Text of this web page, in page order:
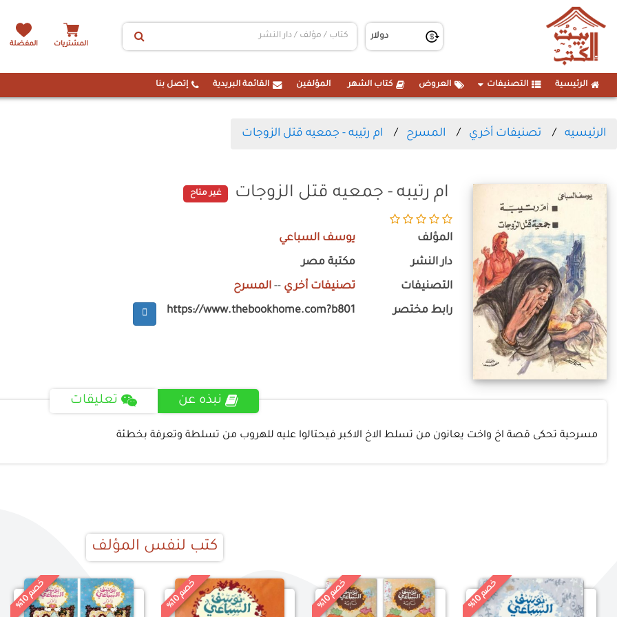
المشتريات المفضلة
الرئيسية التصنيفات العروض كتاب الشهر المؤلفين القائمة البريدية إتصل بنا
الرئيسيه تصنيفات أخري المسرح ام رتيبه - جمعيه قتل الزوجات
ام رتيبه - جمعيه قتل الزوجات غير متاح
المؤلف يوسف السباعي
دار النشر مكتبة مصر
التصنيفات تصنيفات أخري -- المسرح
رابط مختصر https://www.thebookhome.com?b801
نبذه عن تعليقات
مسرحية تحكى قصة اخ واخت يعانون من تسلط الاخ الاكبر فيحتالوا عليه للهروب من تسلطة وتعرفة بخطئة
كتب لنفس المؤلف
خ
ص
م
10% خ
ص
م
10% خ
ص
م
10% خ
ص
م
10%